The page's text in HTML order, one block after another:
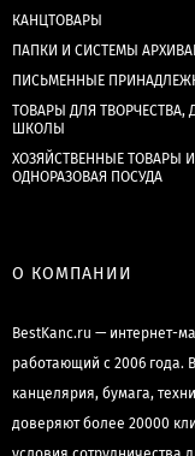
КАНЦТОВАРЫ
ПАПКИ И СИСТЕМЫ
ПИСЬМЕННЫЕ
ТОВАРЫ ДЛЯ ТВОРЧЕСТВА,
ШКОЛЫ
ХОЗЯЙСТВЕННЫЕ ТОВАРЫ И
ОДНОРАЗОВАЯ ПОСУДА
О КОМПАНИИ
BestKanc.ru — интернет-
работающий с 2006 года.
канцелярия, бумага,
доверяют более 20000